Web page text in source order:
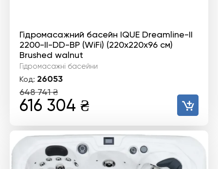
Гідромасажний басейн IQUE Dreamline-II
2200-II-DD-BP (WiFi) (220х220х96 см)
Brushed walnut
Гідромасажні басейни
Код: 26053
648 741₴
Оригінальна
ціна:
648
741 ₴.
616 304 ₴
ціна:
616
304 ₴.